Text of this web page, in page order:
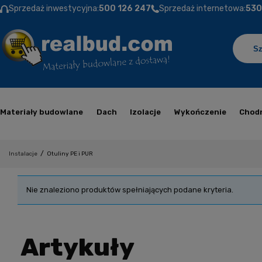
Sprzedaż inwestycyjna:500 126 247 Sprzedaż internetowa:
Materiały budowlane Dach Izolacje Wykończenie
Instalacje / Otuliny PE i PUR
Nie znaleziono produktów spełniających podane kryteria.
Artykuły